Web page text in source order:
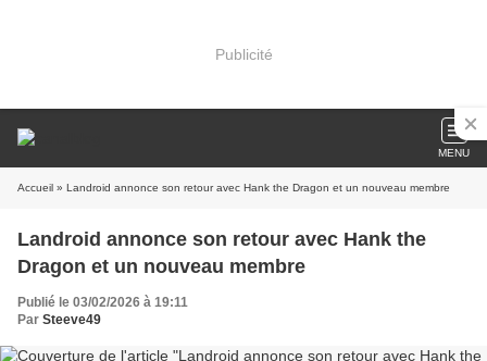
Publicité
MENU
Accueil » Landroid annonce son retour avec Hank the Dragon et un nouveau membre
Landroid annonce son retour avec Hank the
Dragon et un nouveau membre
Publié le 03/02/2026 à 19:11
Par Steeve49